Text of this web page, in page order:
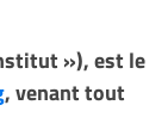
»), est le
, venant tout